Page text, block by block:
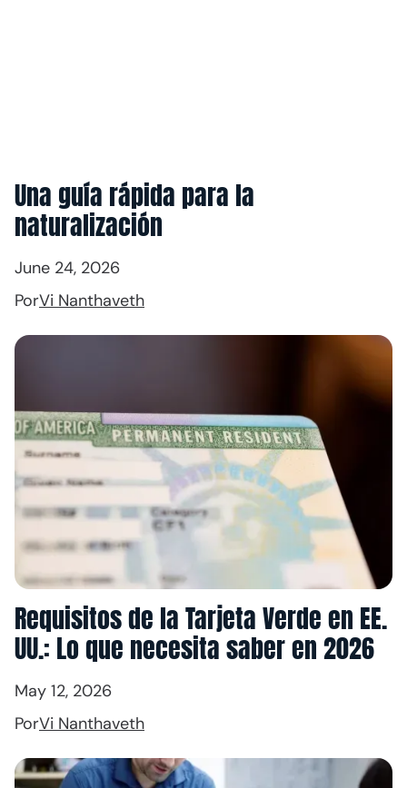
Una guía rápida para la
naturalización
June 24, 2026
PorVi Nanthaveth
Requisitos de la Tarjeta Verde en EE.
UU.: Lo que necesita saber en 2026
May 12, 2026
PorVi Nanthaveth